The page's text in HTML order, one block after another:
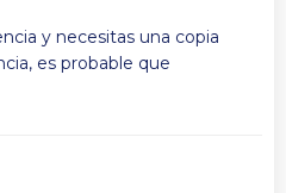
y necesitas una copia
es probable que